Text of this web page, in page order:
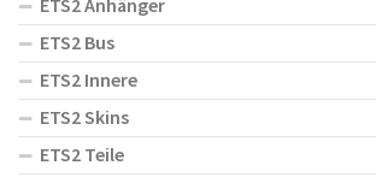
ETS2 Bus
ETS2 Innere
ETS2 Skins
ETS2 Teile